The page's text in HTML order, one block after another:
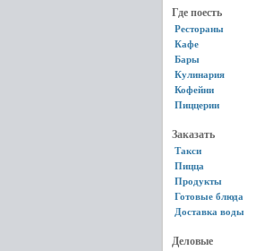
Где поесть
Рестораны
Кафе
Бары
Кулинария
Кофейни
Пиццерии
Заказать
Такси
Пицца
Продукты
Готовые блюда
Доставка воды
Деловые